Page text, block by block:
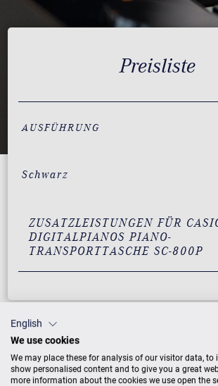
Preisliste
AUSFÜHRUNG
Schwarz
ZUSATZLEISTUNGEN FÜR
DIGITALPIANOS PIANO-
TRANSPORTTASCHE SC-800P
English
We use cookies
We may place these for analysis of our visitor data, to
show personalised content and to give you a great
more information about the cookies we use open the